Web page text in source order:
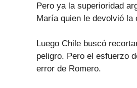
Pero ya la superioridad
María quien le devolvió la
Luego Chile buscó
peligro. Pero el esfuerzo
error de Romero.